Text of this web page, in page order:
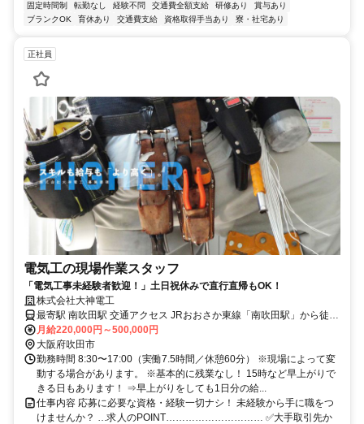
固定時間制
転勤なし 経験不問 交通費全額支給 研修あり
賞与あり
ブランクOK
育休あり 交通費支給 資格取得手当あり 寮・社宅あり
正社員
電気工の現場作業スタッフ
「電気工事未経験者歓迎！」土日祝休みで直行直帰もOK！
株式会社大神電工
最寄駅 南吹田駅 交通アクセス JRおおさか東線「南吹田駅」から徒歩
8分（車で2～3分） 阪急電鉄千里線「下新庄駅」から徒歩12分（車で
7～8分） 《現場について》 現場は大阪（約7割）・兵庫・和歌山・
滋賀です。 ・工期は2日～1年半程度。 ・3～4名のチーム制で進めて
いきます！ 《出張について》 ・関西圏内で年数回出張があります。
⇒家庭の都合で断ることも可能です。 （車で1時間半～2時間圏内）
・3年前に長野・新潟への出張がありましたが、 基本的に関西圏外の
出張はほぼりません。 ●直行直帰OK ●転勤なし ●車通勤OK ●空きがあ
月給220,000円～500,000円
大阪府吹田市
勤務時間 8:30〜17:00（実働7.5時間／休憩60分） ※現場によって変
動する場合があります。 ※基本的に残業なし！ 15時など早上がりで
きる日もあります！ ⇒早上がりをしても1日分の給...
仕事内容 応募に必要な資格・経験一切ナシ！ 未経験から手に職をつ
けませんか？ …求人のPOINT………………………… ✅大手取引先か